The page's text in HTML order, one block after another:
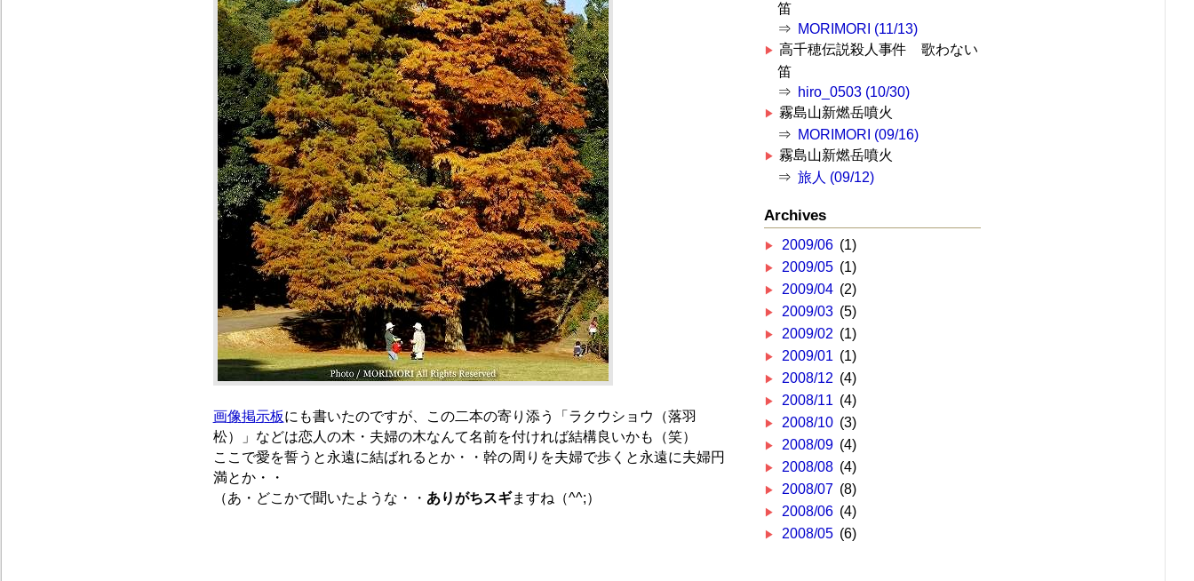
画像掲示板にも書いたのですが、この二本の寄り添う「ラクウショウ（落羽
松）」などは恋人の木・夫婦の木なんて名前を付ければ結構良いかも（笑）
ここで愛を誓うと永遠に結ばれるとか・・幹の周りを夫婦で歩くと永遠に夫婦円
満とか・・
（あ・どこかで聞いたような・・ ありがちスギますね（^^;）
笛
⇒ MORIMORI (11/13)
高千穂伝説殺人事件 歌わない
笛
⇒ hiro_0503 (10/30)
霧島山新燃岳噴火
⇒ MORIMORI (09/16)
霧島山新燃岳噴火
⇒ 旅人 (09/12)
Archives
2009/06 (1)
2009/05 (1)
2009/04 (2)
2009/03 (5)
2009/02 (1)
2009/01 (1)
2008/12 (4)
2008/11 (4)
2008/10 (3)
2008/09 (4)
2008/08 (4)
2008/07 (8)
2008/06 (4)
2008/05 (6)